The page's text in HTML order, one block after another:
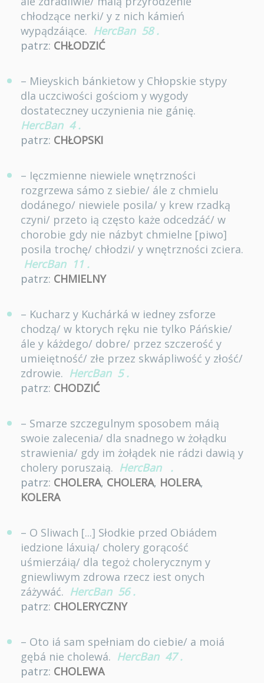
chłodzące nerki/ y z nich kámień
wypądzáiące. HercBan 58 .
patrz: CHŁODZIĆ
– Mieyskich bánkietow y Chłopskie stypy
dla uczciwości gościom y wygody
dostateczney uczynienia nie gánię.
HercBan 4 .
patrz: CHŁOPSKI
– Ięczmienne niewiele wnętrzności
rozgrzewa sámo z siebie/ ále z chmielu
dodánego/ niewiele posila/ y krew rzadką
czyni/ przeto ią często każe odcedzáć/ w
chorobie gdy nie názbyt chmielne [piwo]
posila trochę/ chłodzi/ y wnętrzności zciera.
HercBan 11 .
patrz: CHMIELNY
– Kucharz y Kuchárká w iedney zsforze
chodzą/ w ktorych ręku nie tylko Páńskie/
ále y káżdego/ dobre/ przez szczerość y
umieiętność/ złe przez skwápliwość y złość/
zdrowie. HercBan 5 .
patrz: CHODZIĆ
– Smarze szczegulnym sposobem máią
swoie zalecenia/ dla snadnego w żołądku
strawienia/ gdy im żołądek nie rádzi dawią y
cholery poruszaią. HercBan
.
patrz: CHOLERA, CHOLERA, HOLERA,
KOLERA
– O Sliwach [...] Słodkie przed Obiádem
iedzione láxuią/ cholery gorącość
uśmierzáią/ dla tegoż cholerycznym y
gniewliwym zdrowa rzecz iest onych
záżywáć. HercBan 56 .
patrz: CHOLERYCZNY
– Oto iá sam spełniam do ciebie/ a moiá
gębá nie cholewá. HercBan 47 .
patrz: CHOLEWA